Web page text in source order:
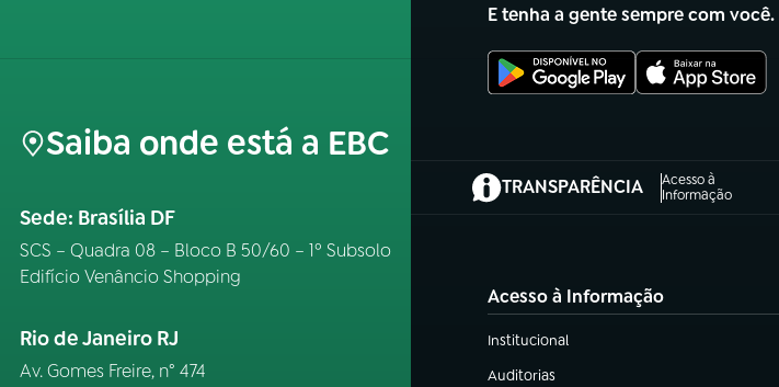
Saiba onde está a EBC
Sede: Brasília DF
SCS – Quadra 08 – Bloco B 50/60 – 1º Subsolo
Edifício Venâncio Shopping
Rio de Janeiro RJ
Av. Gomes Freire, n° 474
E tenha a gente sempre com você.
TRANSPARÊNCIA
Acesso à
Informação
(abre em nova aba)
Acesso à Informação
Institucional
(abre em nova aba)
Auditorias
(abre em nova aba)